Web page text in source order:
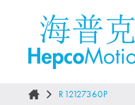
R12127360P